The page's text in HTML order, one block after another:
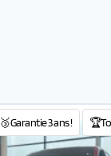
🥉Garantie 3 ans !